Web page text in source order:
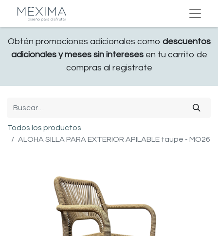
Obtén promociones adicionales como descuentos
adicionales y meses sin interesesen tu carrito de
compras al registrate
Todos los productos
ALOHA SILLA PARA EXTERIOR APILABLE taupe - MO26